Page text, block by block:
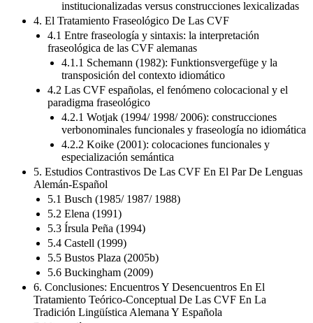
4. El Tratamiento Fraseológico De Las CVF
4.1 Entre fraseología y sintaxis: la interpretación
fraseológica de las CVF alemanas
4.1.1 Schemann (1982): Funktionsvergefüge y la
transposición del contexto idiomático
4.2 Las CVF españolas, el fenómeno colocacional y el
paradigma fraseológico
4.2.1 Wotjak (1994/ 1998/ 2006): construcciones
verbonominales funcionales y fraseología no idiomática
4.2.2 Koike (2001): colocaciones funcionales y
especialización semántica
5. Estudios Contrastivos De Las CVF En El Par De Lenguas
Alemán-Español
5.1 Busch (1985/ 1987/ 1988)
5.2 Elena (1991)
5.3 Írsula Peña (1994)
5.4 Castell (1999)
5.5 Bustos Plaza (2005b)
5.6 Buckingham (2009)
6. Conclusiones: Encuentros Y Desencuentros En El
Tratamiento Teórico-Conceptual De Las CVF En La
Tradición Lingüística Alemana Y Española
Bibliografía